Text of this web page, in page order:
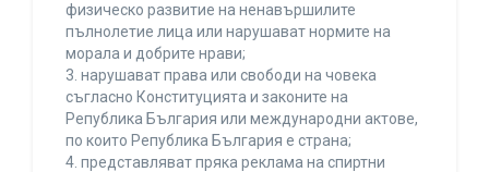
физическо развитие на ненавършилите
пълнолетие лица или нарушават нормите на
морала и добрите нрави;
3. нарушават права или свободи на човека
съгласно Конституцията и законите на
Република България или международни актове,
по които Република България е страна;
4. представляват пряка реклама на спиртни